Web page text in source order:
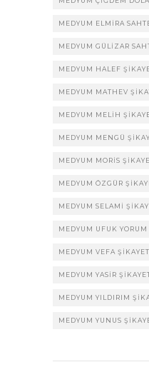
MEDYUM ELMIRA
MEDYUM GÜLIZAR
MEDYUM HALEF
MEDYUM MATHEV
MEDYUM MELIH
MEDYUM MENGÜ
MEDYUM MORIS
MEDYUM ÖZGÜR
MEDYUM SELAMI
MEDYUM UFUK YORUM
MEDYUM VEFA
MEDYUM YASIR
MEDYUM YILDIRIM
MEDYUM YUNUS